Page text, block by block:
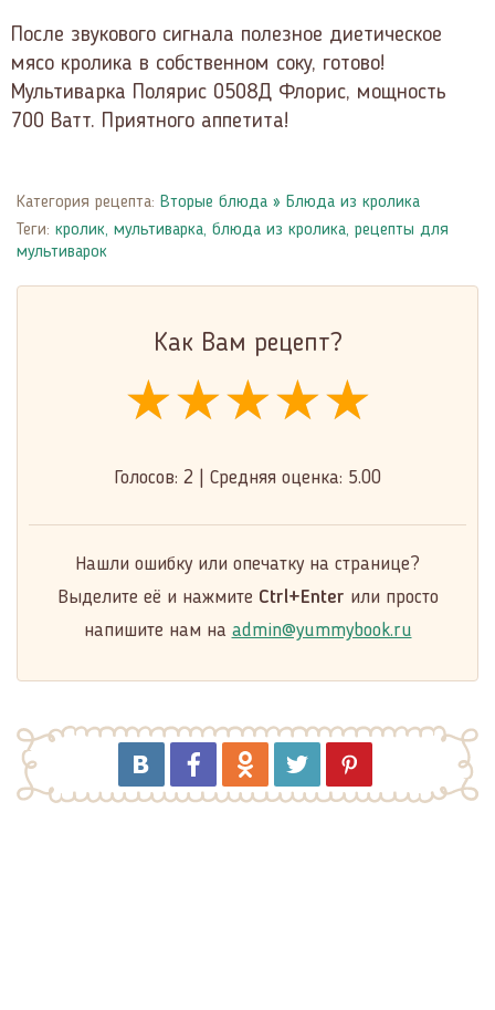
После звукового сигнала полезное диетическое
мясо кролика в собственном соку, готово!
Мультиварка Полярис 0508Д Флорис, мощность
700 Ватт. Приятного аппетита!
Категория рецепта: Вторые блюда » Блюда из кролика
Теги: кролик, мультиварка, блюда из кролика, рецепты для
мультиварок
Как Вам рецепт?
★★★★★
★★★★★
★★★★★
Голосов: 2 Средняя оценка: 5.00
Нашли ошибку или опечатку на странице?
Выделите её и нажмите Ctrl+Enter или просто
напишите нам на admin@yummybook.ru